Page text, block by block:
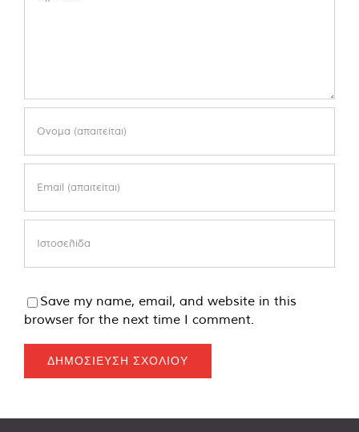
Save my name, email, and website in this
browser for the next time I comment.